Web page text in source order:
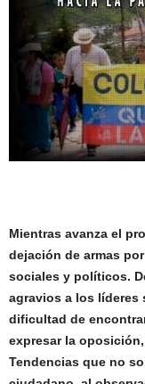
Mientras avanza el
dejación de armas
sociales y políticos.
agravios a los líderes
dificultad de
expresar la
Tendencias que no